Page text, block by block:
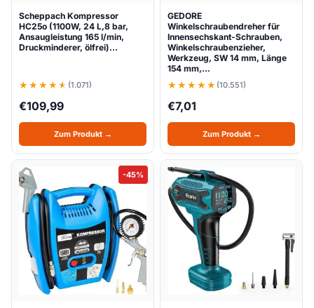
Scheppach Kompressor
HC25o (1100W, 24 L,8 bar,
Ansaugleistung 165 l/min,
Druckminderer, ölfrei)…
(1.071)
€109,99
Zum Produkt →
GEDORE
Winkelschraubendreher für
Innensechskant-Schrauben,
Winkelschraubenzieher,
Werkzeug, SW 14 mm, Länge
154 mm,…
(10.551)
€7,01
Zum Produkt →
-45%